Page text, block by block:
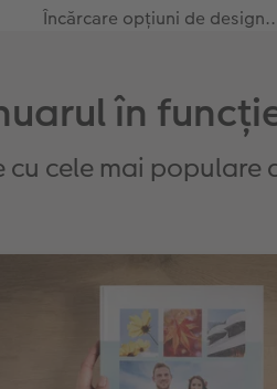
Încărcare opțiuni de
în
cele mai populare